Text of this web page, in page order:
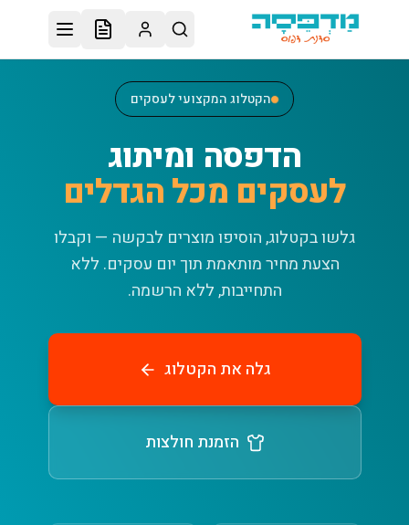
דלג לתוכן הראשי
הקטלוג המקצועי לעסקים
הדפסה ומיתוג
לעסקים מכל הגדלים
גלשו בקטלוג, הוסיפו מוצרים לבקשה — וקבלו
הצעת מחיר מותאמת תוך יום עסקים. ללא
התחייבות, ללא הרשמה.
גלה את הקטלוג
הזמנת חולצות